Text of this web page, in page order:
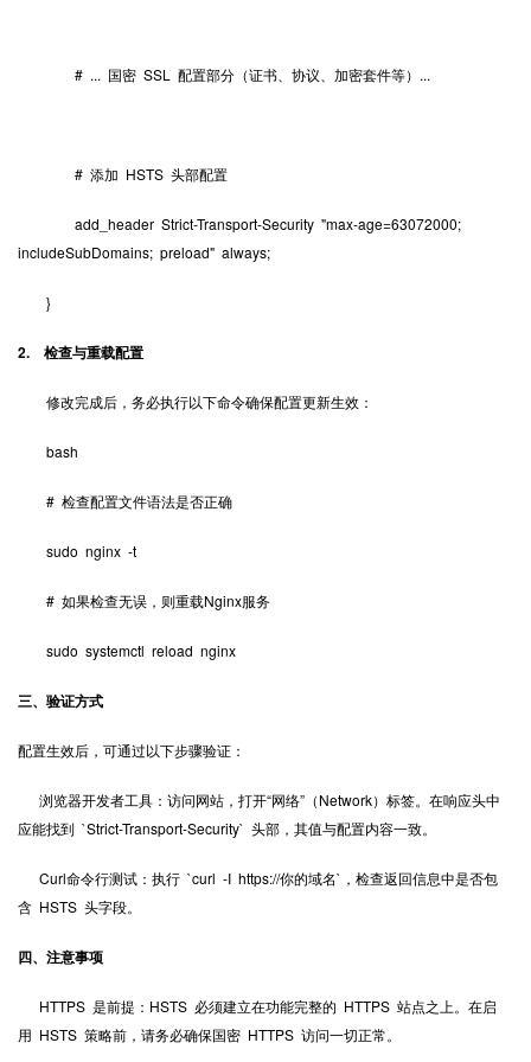
# ... 国密 SSL 配置部分（证书、协议、加密套件等）...
# 添加 HSTS 头部配置
add_header Strict-Transport-Security "max-age=63072000;
includeSubDomains; preload" always;
}
2. 检查与重载配置
修改完成后，务必执行以下命令确保配置更新生效：
bash
# 检查配置文件语法是否正确
sudo nginx -t
# 如果检查无误，则重载Nginx服务
sudo systemctl reload nginx
三、验证方式
配置生效后，可通过以下步骤验证：
浏览器开发者工具：访问网站，打开“网络”（Network）标签。在响应头中
应能找到 `Strict-Transport-Security` 头部，其值与配置内容一致。
Curl命令行测试：执行 `curl -I https://你的域名`，检查返回信息中是否包
含 HSTS 头字段。
四、注意事项
HTTPS 是前提：HSTS 必须建立在功能完整的 HTTPS 站点之上。在启
用 HSTS 策略前，请务必确保国密 HTTPS 访问一切正常。